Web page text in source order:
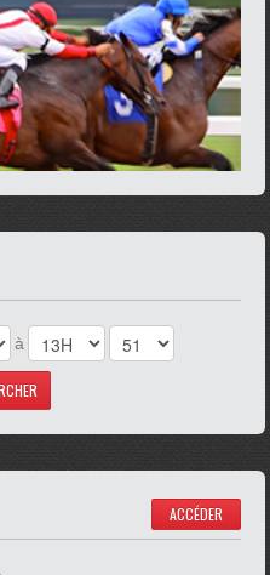
à
ACCÉDER